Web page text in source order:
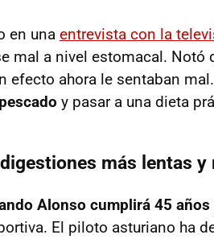
en una entrevista con la
mal a nivel estomacal. Notó
efecto ahora le sentaban
y pasar a una dieta
más lentas y
Alonso cumplirá 45 años
El piloto asturiano ha